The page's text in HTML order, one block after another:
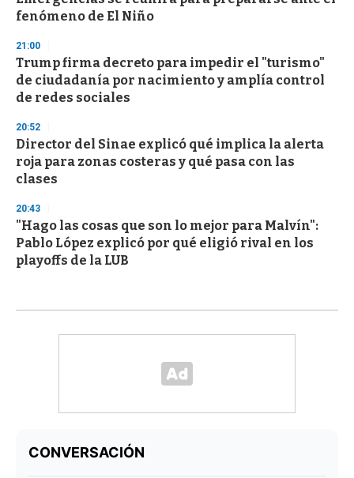
fenómeno de El Niño
21:00
Trump firma decreto para impedir el "turismo"
de ciudadanía por nacimiento y amplía control
de redes sociales
20:52
Director del Sinae explicó qué implica la alerta
roja para zonas costeras y qué pasa con las
clases
20:43
"Hago las cosas que son lo mejor para Malvín":
Pablo López explicó por qué eligió rival en los
playoffs de la LUB